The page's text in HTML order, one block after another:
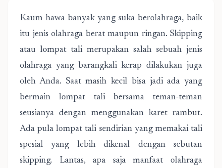
Kaum hawa banyak yang suka berolahraga, baik
itu jenis olahraga berat maupun ringan. Skipping
atau lompat tali merupakan salah sebuah jenis
olahraga yang barangkali kerap dilakukan juga
oleh Anda. Saat masih kecil bisa jadi ada yang
bermain lompat tali bersama teman-teman
seusianya dengan menggunakan karet rambut.
Ada pula lompat tali sendirian yang memakai tali
spesial yang lebih dikenal dengan sebutan
skipping. Lantas, apa saja manfaat olahraga